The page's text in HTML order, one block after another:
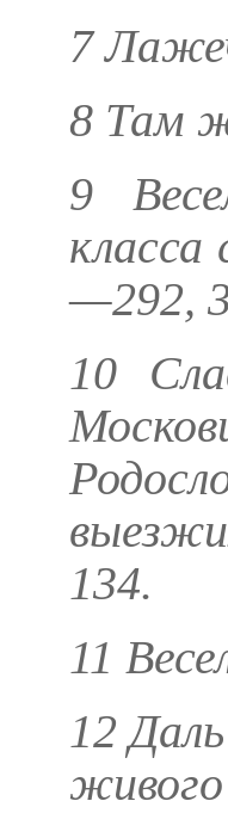
7
8 Там
9
—292,
10
134.
11
12
живого